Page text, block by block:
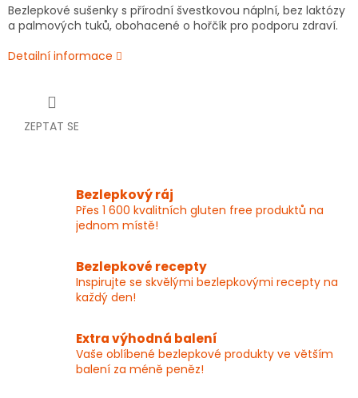
Bezlepkové sušenky s přírodní švestkovou náplní, bez laktózy
a palmových tuků, obohacené o hořčík pro podporu zdraví.
Detailní informace
ZEPTAT SE
Bezlepkový ráj
Přes 1 600 kvalitních gluten free produktů na
jednom místě!
Bezlepkové recepty
Inspirujte se skvělými bezlepkovými recepty na
každý den!
Extra výhodná balení
Vaše oblíbené bezlepkové produkty ve větším
balení za méně peněz!